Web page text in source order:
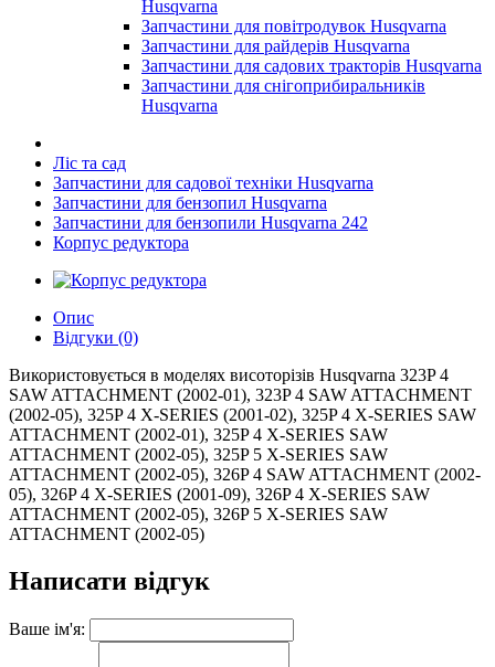
Husqvarna
Запчастини для повітродувок Husqvarna
Запчастини для райдерів Husqvarna
Запчастини для садових тракторів Husqvarna
Запчастини для снігоприбиральників
Husqvarna
Ліс та сад
Запчастини для садової техніки Husqvarna
Запчастини для бензопил Husqvarna
Запчастини для бензопили Husqvarna 242
Корпус редуктора
Опис
Відгуки (0)
Використовується в моделях висоторізів Husqvarna 323P 4
SAW ATTACHMENT (2002-01), 323P 4 SAW ATTACHMENT
(2002-05), 325P 4 X-SERIES (2001-02), 325P 4 X-SERIES SAW
ATTACHMENT (2002-01), 325P 4 X-SERIES SAW
ATTACHMENT (2002-05), 325P 5 X-SERIES SAW
ATTACHMENT (2002-05), 326P 4 SAW ATTACHMENT (2002-
05), 326P 4 X-SERIES (2001-09), 326P 4 X-SERIES SAW
ATTACHMENT (2002-05), 326P 5 X-SERIES SAW
ATTACHMENT (2002-05)
Написати відгук
Ваше ім'я: